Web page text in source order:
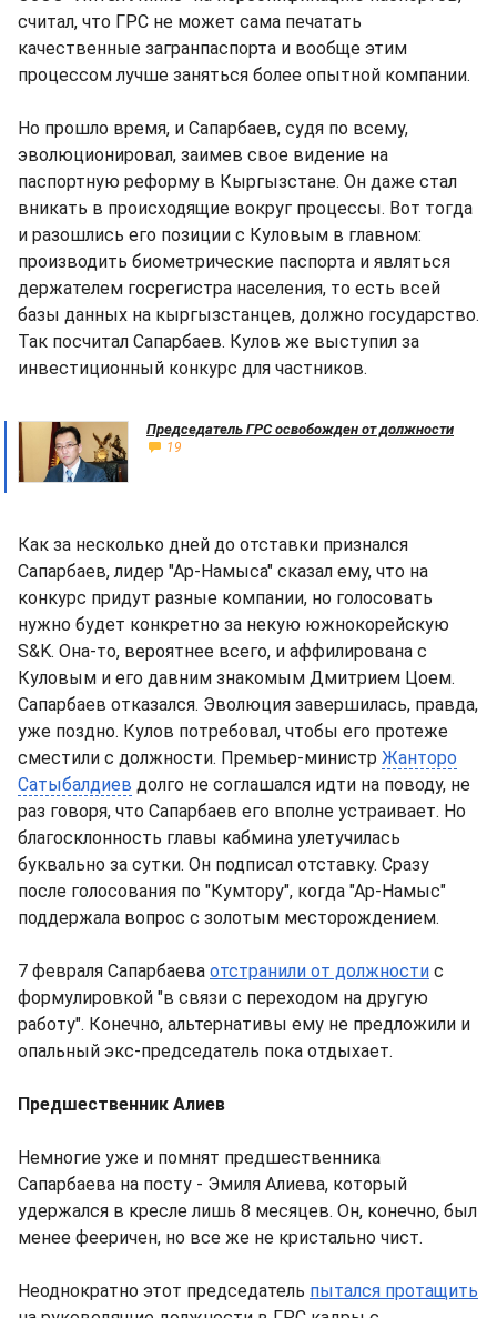
считал, что ГРС не может сама печатать
качественные загранпаспорта и вообще этим
процессом лучше заняться более опытной компании.
Но прошло время, и Сапарбаев, судя по всему,
эволюционировал, заимев свое видение на
паспортную реформу в Кыргызстане. Он даже стал
вникать в происходящие вокруг процессы. Вот тогда
и разошлись его позиции с Куловым в главном:
производить биометрические паспорта и являться
держателем госрегистра населения, то есть всей
базы данных на кыргызстанцев, должно государство.
Так посчитал Сапарбаев. Кулов же выступил за
инвестиционный конкурс для частников.
Председатель ГРС освобожден от должности
19
Как за несколько дней до отставки признался
Сапарбаев, лидер "Ар-Намыса" сказал ему, что на
конкурс придут разные компании, но голосовать
нужно будет конкретно за некую южнокорейскую
S&K. Она-то, вероятнее всего, и аффилирована с
Куловым и его давним знакомым Дмитрием Цоем.
Сапарбаев отказался. Эволюция завершилась, правда,
уже поздно. Кулов потребовал, чтобы его протеже
сместили с должности. Премьер-министр Жанторо
Сатыбалдиев долго не соглашался идти на поводу, не
раз говоря, что Сапарбаев его вполне устраивает. Но
благосклонность главы кабмина улетучилась
буквально за сутки. Он подписал отставку. Сразу
после голосования по "Кумтору", когда "Ар-Намыс"
поддержала вопрос с золотым месторождением.
7 февраля Сапарбаева отстранили от должности с
формулировкой "в связи с переходом на другую
работу". Конечно, альтернативы ему не предложили и
опальный экс-председатель пока отдыхает.
Предшественник Алиев
Немногие уже и помнят предшественника
Сапарбаева на посту - Эмиля Алиева, который
удержался в кресле лишь 8 месяцев. Он, конечно, был
менее фееричен, но все же не кристально чист.
Неоднократно этот председатель пытался протащить